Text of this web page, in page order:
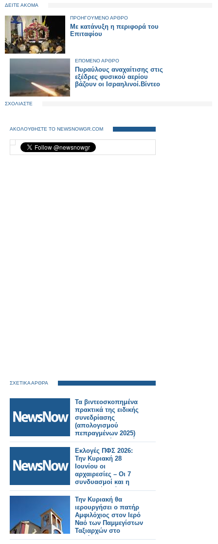
ΔΕΙΤΕ ΑΚΟΜΑ
ΠΡΟΗΓΟΥΜΕΝΟ ΑΡΘΡΟ
Με κατάνυξη η περιφορά του
Επιταφίου
ΕΠΟΜΕΝΟ ΑΡΘΡΟ
Πυραύλους αναχαίτισης στις
εξέδρες φυσικού αερίου
βάζουν οι Ισραηλινοί.Βίντεο
ΣΧΟΛΙΑΣΤΕ
ΑΚΟΛΟΥΘΗΣΤΕ ΤΟ NEWSNOWGR.COM
ΣΧΕΤΙΚΑ ΑΡΘΡΑ
Τα βιντεοσκοπημένα
πρακτικά της ειδικής
συνεδρίασης
(απολογισμού
πεπραγμένων 2025)
της Κυριακή 5 Ιουλίου
2026.
Εκλογές ΠΦΣ 2026:
Την Κυριακή 28
Ιουνίου οι
αρχαιρεσίες – Οι 7
συνδυασμοί και η
σημερινή διοίκηση
Την Κυριακή θα
ιερουργήσει ο πατήρ
Αμφιλόχιος στον Ιερό
Ναό των Παμμεγίστων
Ταξιαρχών στο
Αγράμπελο.. .